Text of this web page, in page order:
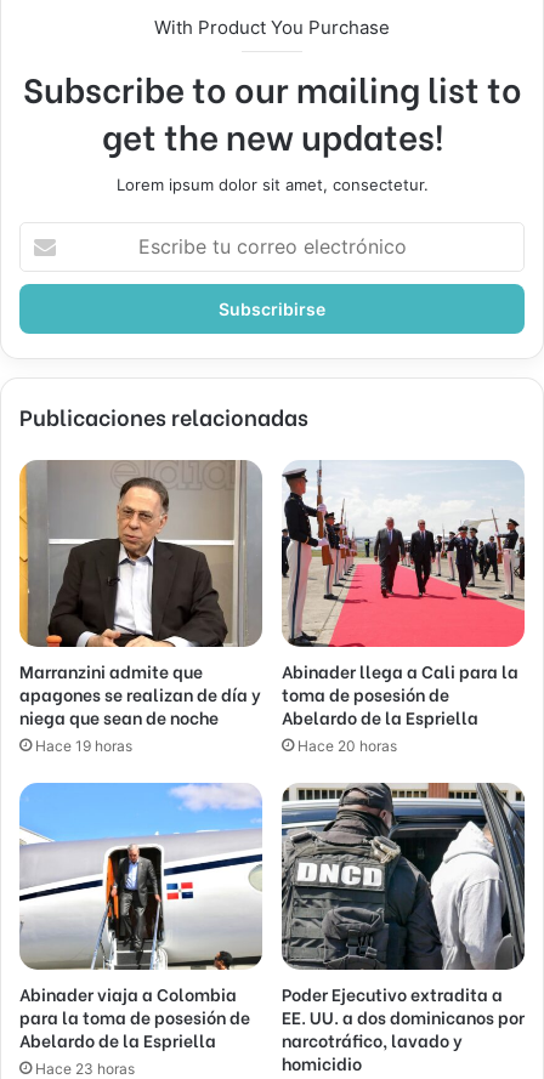
With Product You Purchase
Subscribe to our mailing list to
get the new updates!
Lorem ipsum dolor sit amet, consectetur.
correo
Publicaciones relacionadas
Marranzini admite que
apagones se realizan de día y
niega que sean de noche
Hace 19 horas
Abinader llega a Cali para la
toma de posesión de
Abelardo de la Espriella
Hace 20 horas
Abinader viaja a Colombia
para la toma de posesión de
Abelardo de la Espriella
Hace 23 horas
Poder Ejecutivo extradita a
EE. UU. a dos dominicanos por
narcotráfico, lavado y
homicidio